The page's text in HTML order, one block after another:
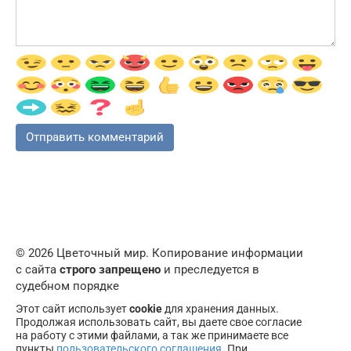
© 2026 Цветочный мир. Копирование информации
с сайта строго запрещено и преследуется в
судебном порядке
Этот сайт используетcookie для хранения данных.
Продолжая использовать сайт, вы даете свое согласие
на работу с этими файлами, а так же принимаете все